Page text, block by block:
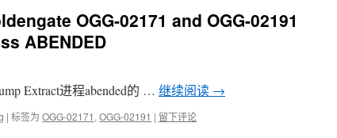
OGG-02171 and OGG-02191
ABENDED
Extract进程abended的 … 继续阅读 →
| 标签为 OGG-02171 , OGG-02191 | 留下评论